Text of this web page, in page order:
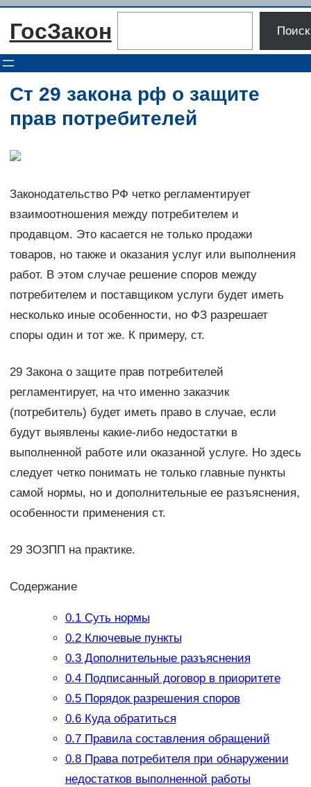
Перейти
ГосЗакон Поиск
Ст 29 закона рф о защите
прав потребителей
Законодательство РФ четко регламентирует
взаимоотношения между потребителем и
продавцом. Это касается не только продажи
товаров, но также и оказания услуг или выполнения
работ. В этом случае решение споров между
потребителем и поставщиком услуги будет иметь
несколько иные особенности, но ФЗ разрешает
споры один и тот же. К примеру, ст.
29 Закона о защите прав потребителей
регламентирует, на что именно заказчик
(потребитель) будет иметь право в случае, если
будут выявлены какие-либо недостатки в
выполненной работе или оказанной услуге. Но здесь
следует четко понимать не только главные пункты
самой нормы, но и дополнительные ее разъяснения,
особенности применения ст.
29 ЗОЗПП на практике.
Содержание
0.1Суть нормы
0.2Ключевые пункты
0.3Дополнительные разъяснения
0.4Подписанный договор в приоритете
0.5Порядок разрешения споров
0.6Куда обратиться
0.7Правила составления обращений
0.8Права потребителя при обнаружении
недостатков выполненной работы